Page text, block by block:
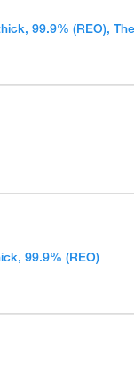
99.9% (REO),
99.9% (REO)